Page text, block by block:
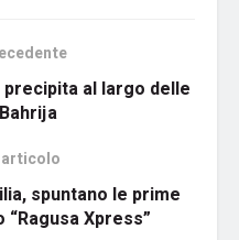
al largo delle
spuntano le prime
Xpress”